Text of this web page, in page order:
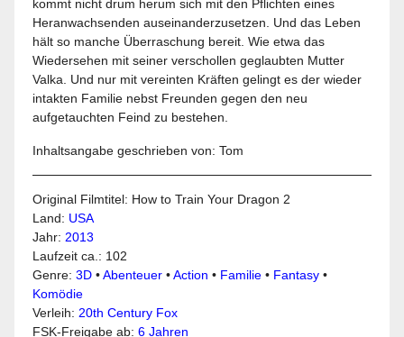
kommt nicht drum herum sich mit den Pflichten eines
Heranwachsenden auseinanderzusetzen. Und das Leben
hält so manche Überraschung bereit. Wie etwa das
Wiedersehen mit seiner verschollen geglaubten Mutter
Valka. Und nur mit vereinten Kräften gelingt es der wieder
intakten Familie nebst Freunden gegen den neu
aufgetauchten Feind zu bestehen.
Inhaltsangabe geschrieben von: Tom
Original Filmtitel: How to Train Your Dragon 2
Land: USA
Jahr: 2013
Laufzeit ca.: 102
Genre:3D •Abenteuer •Action • Familie • Fantasy •
Komödie
Verleih: 20th Century Fox
FSK-Freigabe ab:6 Jahren